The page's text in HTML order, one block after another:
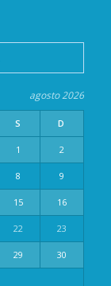
agosto 2026
S D
1 2
8 9
15 16
22 23
29 30